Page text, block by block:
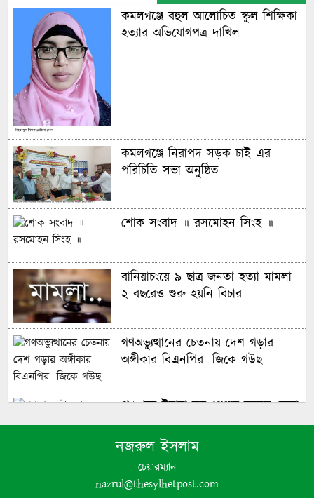
কমলগঞ্জে বহুল আলোচিত স্কুল শিক্ষিকা
হত্যার অভিযোগপত্র দাখিল
কমলগঞ্জে নিরাপদ সড়ক চাই এর
পরিচিতি সভা অনুষ্ঠিত
শোক সংবাদ ॥ রসমোহন সিংহ ॥
বানিয়াচংয়ে ৯ ছাত্র-জনতা হত্যা মামলা
২ বছরেও শুরু হয়নি বিচার
গণঅভ্যুত্থানের চেতনায় দেশ গড়ার
অঙ্গীকার বিএনপির- জিকে গউছ
পঞ্চগড়ে ইয়াবা সহ গ্রেপ্তার যুবদল নেতা
পঞ্চগড়ে এক শিক্ষককে গাছে বেঁধে
মধ্যযুগীয় কায়দায় নির্যাতন, থানায়
এজাহার দায়ের
নজরুল ইসলাম
চেয়ারম্যান
nazrul@thesylhetpost.com